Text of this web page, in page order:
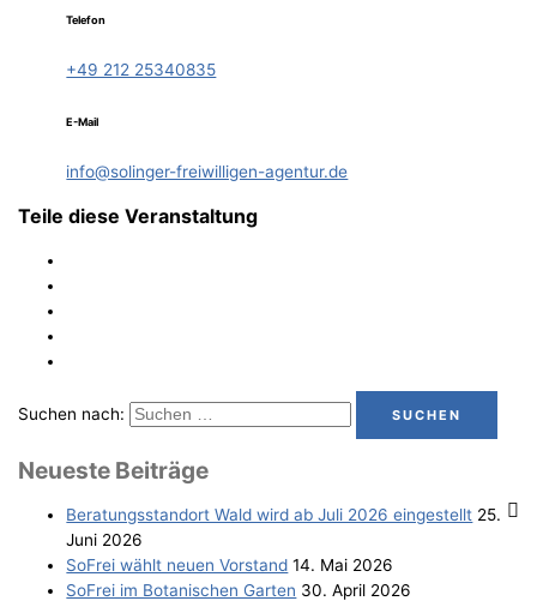
Telefon
+49 212 25340835
E-Mail
info@solinger-freiwilligen-agentur.de
Teile diese Veranstaltung
Suchen nach:
Neu­es­te Beiträge
Bera­tungs­stand­ort Wald wird ab Juli 2026 eingestellt 25.
Juni 2026
SoFrei wählt neu­en Vorstand 14. Mai 2026
SoFrei im Bota­ni­schen Garten 30. April 2026